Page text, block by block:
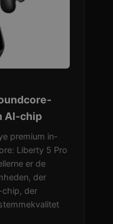
AI-chip
premium in-
Liberty 5 Pro
er de
der
chip, der